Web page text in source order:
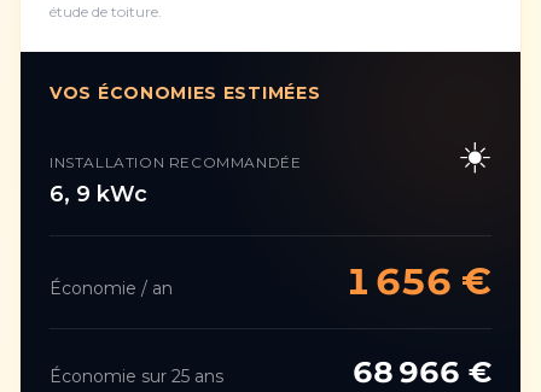
étude de toiture.
VOS ÉCONOMIES ESTIMÉES
INSTALLATION RECOMMANDÉE
6, 9 kWc
☀️
Économie / an 1 656 €
Économie sur 25 ans 68 966 €